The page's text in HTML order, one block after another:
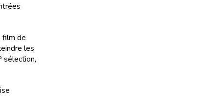
film de
les
sélection,